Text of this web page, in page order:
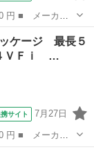
名： Ｇ・Ａパ
ナビＶＸＭ－
ケージ 最長５
ＶＦｉ …
サイト 7月27日
名： Ｇ・Ｌパ